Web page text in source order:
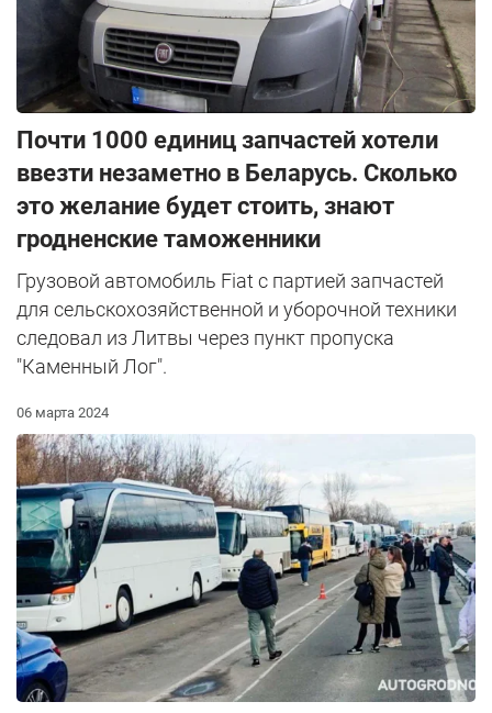
Почти 1000 единиц запчастей хотели
ввезти незаметно в Беларусь. Сколько
это желание будет стоить, знают
гродненские таможенники
Грузовой автомобиль Fiat с партией запчастей
для сельскохозяйственной и уборочной техники
следовал из Литвы через пункт пропуска
"Каменный Лог".
06 марта 2024